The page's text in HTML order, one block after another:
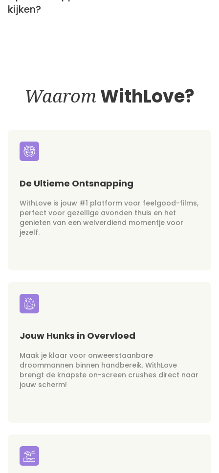
kijken?
WaaromWithLove?
De Ultieme Ontsnapping
WithLove is jouw #1 platform voor feelgood-films,
perfect voor gezellige avonden thuis en het
genieten van een welverdiend momentje voor
jezelf.
Jouw Hunks in Overvloed
Maak je klaar voor onweerstaanbare
droommannen binnen handbereik. WithLove
brengt de knapste on-screen crushes direct naar
jouw scherm!